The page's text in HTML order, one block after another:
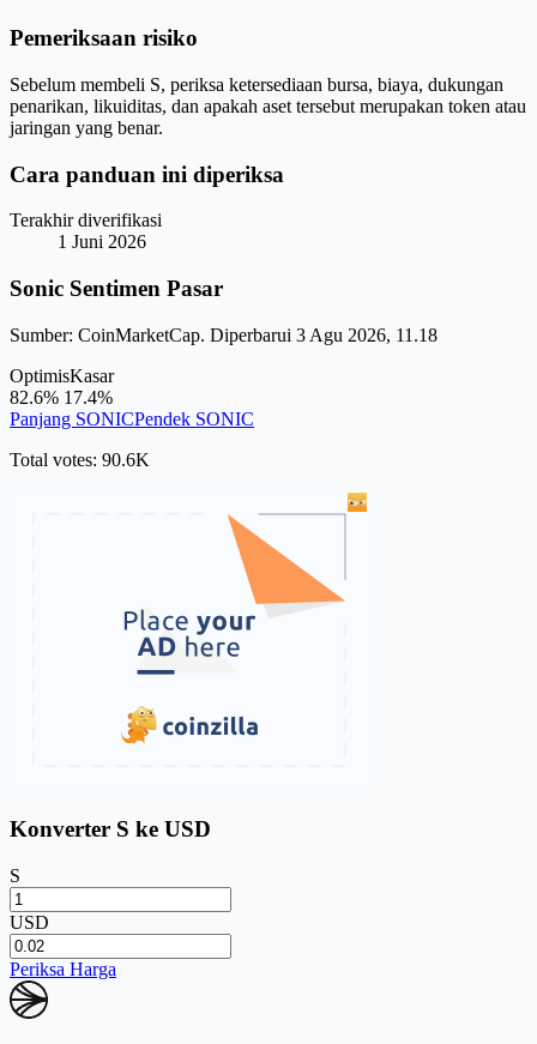
Pemeriksaan risiko
Sebelum membeli S, periksa ketersediaan bursa, biaya, dukungan
penarikan, likuiditas, dan apakah aset tersebut merupakan token atau
jaringan yang benar.
Cara panduan ini diperiksa
Terakhir diverifikasi
1 Juni 2026
Sonic Sentimen Pasar
Sumber: CoinMarketCap. Diperbarui 3 Agu 2026, 11.18
OptimisKasar
82.6% 17.4%
Panjang SONICPendek SONIC
Total votes: 90.6K
Konverter S ke USD
S
USD
Periksa Harga